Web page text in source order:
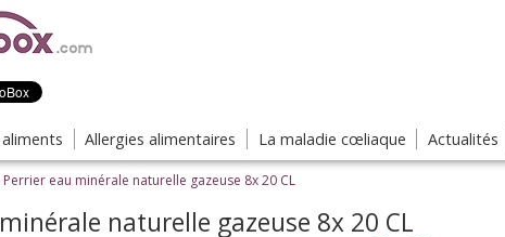
Allergies alimentaires La maladie cœliaque Actualités
Perrier eau minérale naturelle gazeuse 8x 20 CL
naturelle gazeuse 8x 20 CL